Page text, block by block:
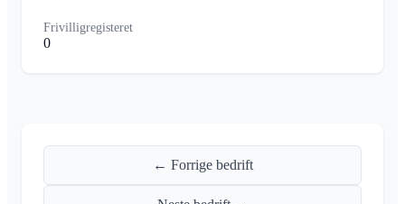
Frivilligregisteret
0
← Forrige bedrift